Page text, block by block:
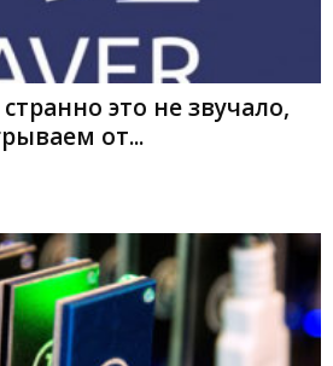
это не звучало,
от...